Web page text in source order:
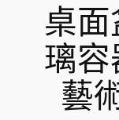
桌
璃
藝